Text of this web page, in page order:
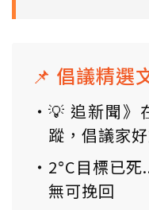
📌 倡議精選
💡 追新聞》
蹤，倡議家
2°C目標已
無可挽回